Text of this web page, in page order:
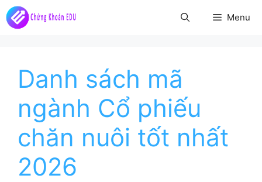
Chuyển
đến
Menu
Danh sách mã
ngành Cổ phiếu
chăn nuôi tốt nhất
2026